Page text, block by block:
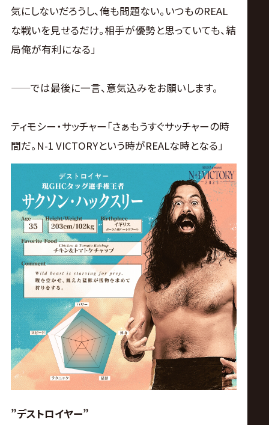
気にしないだろうし、俺も問題ない。いつものREAL
な戦いを見せるだけ。相手が優勢と思っていても、結
局俺が有利になる」
——では最後に一言、意気込みをお願いします。
ティモシー・サッチャー「さぁもうすぐサッチャーの時
間だ。N-1 VICTORYという時がREALな時となる」
”デストロイヤー”